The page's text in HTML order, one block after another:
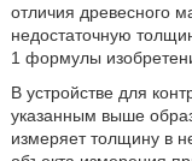
отличия древесного
недостаточную
1 формулы
В устройстве для
указанным выше
измеряет толщину в